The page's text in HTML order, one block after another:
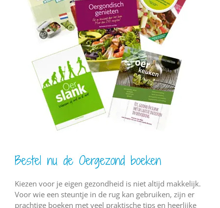
Bestel nu de Oergezond boeken
Kiezen voor je eigen gezondheid is niet altijd makkelijk.
Voor wie een steuntje in de rug kan gebruiken, zijn er
prachtige boeken met veel praktische tips en heerlijke